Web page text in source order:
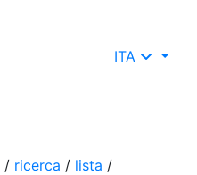
ITA
/ ricerca / lista /